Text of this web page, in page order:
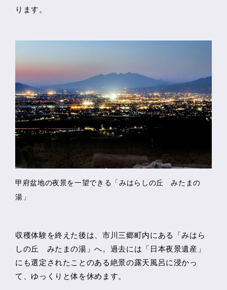
ります。
甲府盆地の夜景を一望できる「みはらしの丘 みたまの
湯」
収穫体験を終えた後は、市川三郷町内にある「みはら
しの丘 みたまの湯」へ。過去には「日本夜景遺産」
にも選定されたことのある絶景の露天風呂に浸かっ
て、ゆっくりと体を休めます。